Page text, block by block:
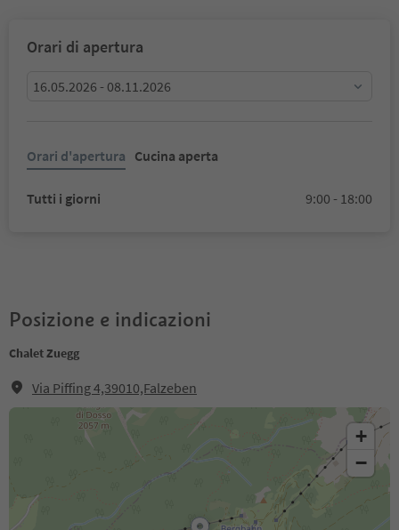
Orari di apertura
16.05.2026 - 08.11.2026
Orari d'apertura Cucina aperta
Tutti i giorni 9:00 - 18:00
Posizione e indicazioni
Chalet Zuegg
Via Piffing 4,39010,Falzeben
+
−